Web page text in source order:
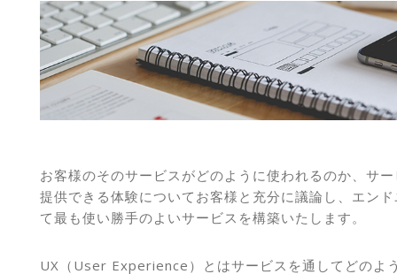
お客様のそのサービスがどのように使われるのか、サ
提供できる体験についてお客様と充分に議論し、エン
て最も使い勝手のよいサービスを構築いたします。
UX（User Experience）とはサービスを通してどのよ